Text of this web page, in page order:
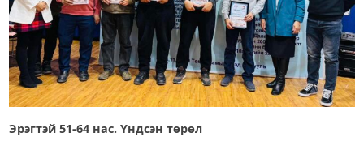
Эрэгтэй 51-64 нас. Үндсэн төрөл